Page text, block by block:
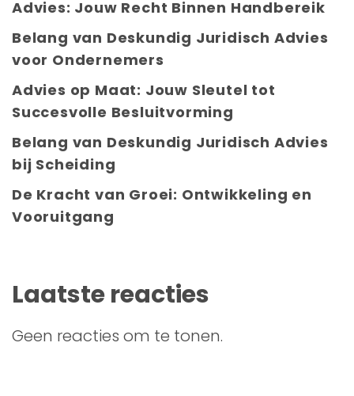
Advies: Jouw Recht Binnen Handbereik
Belang van Deskundig Juridisch Advies
voor Ondernemers
Advies op Maat: Jouw Sleutel tot
Succesvolle Besluitvorming
Belang van Deskundig Juridisch Advies
bij Scheiding
De Kracht van Groei: Ontwikkeling en
Vooruitgang
Laatste reacties
Geen reacties om te tonen.